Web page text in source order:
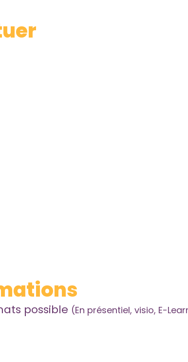
possible (En présentiel, visio, E-